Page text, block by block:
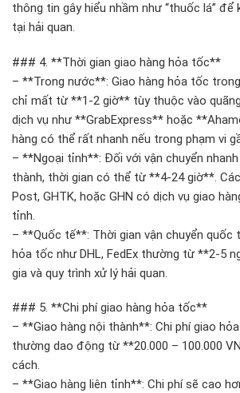
thông tin gây hiểu nhầm như “thuốc lá” để
tại hải quan.
### 4. **Thời gian giao hàng hỏa tốc**
– **Trong nước**: Giao hàng hỏa tốc
chỉ mất từ **1-2 giờ** tùy thuộc vào
dịch vụ như **GrabExpress** hoặc
hàng có thể rất nhanh nếu trong phạm vi
– **Ngoại tỉnh**: Đối với vận chuyển
thành, thời gian có thể từ **4-24 giờ**.
Post, GHTK, hoặc GHN có dịch vụ giao
tỉnh.
– **Quốc tế**: Thời gian vận chuyển quốc
hỏa tốc như DHL, FedEx thường từ **2-5
gia và quy trình xử lý hải quan.
### 5. **Chi phí giao hàng hỏa tốc**
– **Giao hàng nội thành**: Chi phí giao
thường dao động từ **20.000 – 100.000
cách.
– **Giao hàng liên tỉnh**: Chi phí sẽ cao